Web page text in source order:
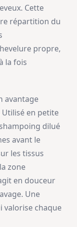
Cette
répartition du
propre,
la fois
avantage
en petite
dilué
avant le
les tissus
zone
en douceur
Une
valorise chaque